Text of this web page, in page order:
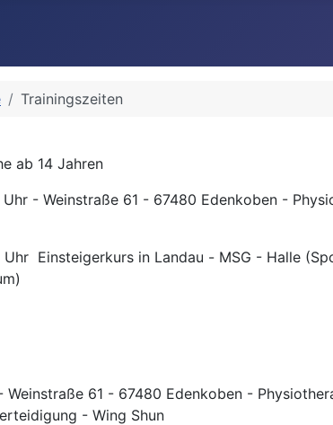
Trainingszeiten
ab 14 Jahren
- Weinstraße 61 - 67480 Edenkoben -
Einsteigerkurs in Landau - MSG - Halle
61 - 67480 Edenkoben -
- Wing Shun